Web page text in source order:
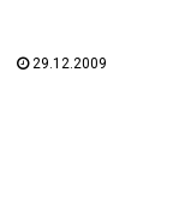
29.12.2009